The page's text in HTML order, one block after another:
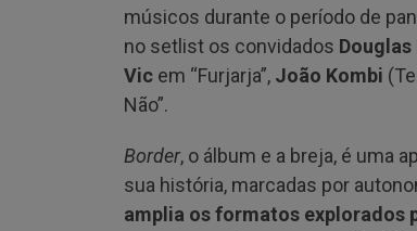
músicos durante o período de
no setlist os convidados Douglas
Vic em “Furjarja”, João Kombi
Não”.
Border, o álbum e a breja, é uma
sua história, marcadas por
amplia os formatos explorados